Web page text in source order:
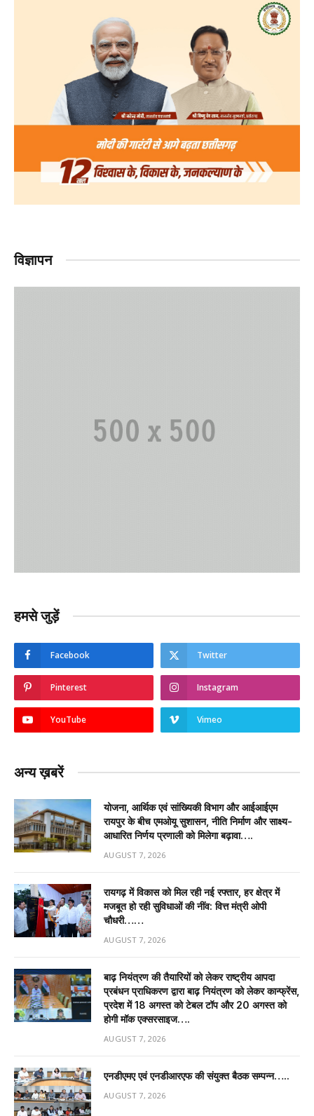
विज्ञापन
हमसे जुड़ें
Facebook Twitter
Pinterest Instagram
YouTube Vimeo
अन्य ख़बरें
योजना, आर्थिक एवं सांख्यिकी विभाग और आईआईएम
रायपुर के बीच एमओयू सुशासन, नीति निर्माण और साक्ष्य-
आधारित निर्णय प्रणाली को मिलेगा बढ़ावा….
AUGUST 7, 2026
रायगढ़ में विकास को मिल रही नई रफ्तार, हर क्षेत्र में
मजबूत हो रही सुविधाओं की नींव: वित्त मंत्री ओपी
चौधरी……
AUGUST 7, 2026
बाढ़ नियंत्रण की तैयारियों को लेकर राष्ट्रीय आपदा
प्रबंधन प्राधिकरण द्वारा बाढ़ नियंत्रण को लेकर कान्फ्रेंस,
प्रदेश में 18 अगस्त को टेबल टॉप और 20 अगस्त को
होगी मॉक एक्सरसाइज….
AUGUST 7, 2026
एनडीएमए एवं एनडीआरएफ की संयुक्त बैठक सम्पन्न…..
AUGUST 7, 2026